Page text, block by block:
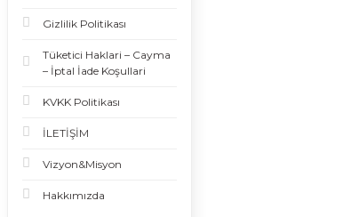
Gizlilik Politikası
Tüketici Haklari – Cayma
– İptal İade Koşullari
KVKK Politikası
İLETİŞİM
Vizyon&Misyon
Hakkımızda